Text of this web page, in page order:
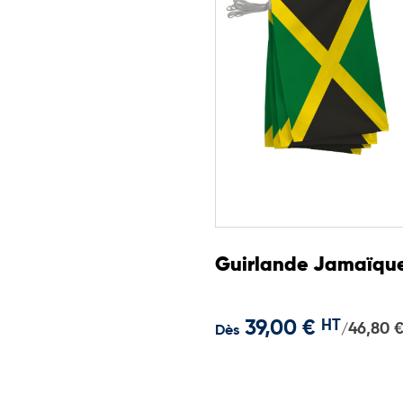
Guirlande
Dès 39,00 € HT /46,80 €